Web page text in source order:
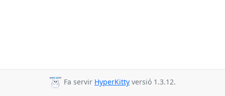
Fa servir HyperKitty versió 1.3.12.